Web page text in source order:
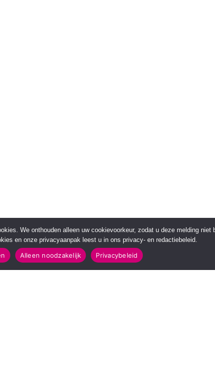
We onthouden alleen uw cookievoorkeur, zodat u deze melding
en onze privacyaanpak leest u in ons privacy- en redactiebeleid.
Alleen noodzakelijk Privacybeleid